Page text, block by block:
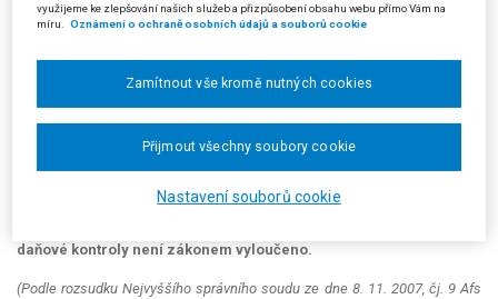
II. Zjištěnými okolnostmi, k nimž musí správce daně při daňové
daňové kontrole zjištěny, s výjimkou těch, pro jejichž dodatečné
přiznání. Je přitom nerozhodné, zda jde o okolnosti mající za
daňový subjekt. Rozhodné je pouze to, zda se v průběhu daňového
daňové kontroly není zákonem vyloučeno.
(Podle rozsudku Nejvyššího správního soudu ze dne 8. 11. 2007, čj. 9 Afs
využijeme ke zlepšování našich služeb a přizpůsobení obsahu webu přímo Vám na
míru.
Oznámení o ochraně osobních údajů a souborů cookie
Nastavení souborů cookie
Zamítnout vše kromě nutných cookies
Přijmout všechny soubory cookie